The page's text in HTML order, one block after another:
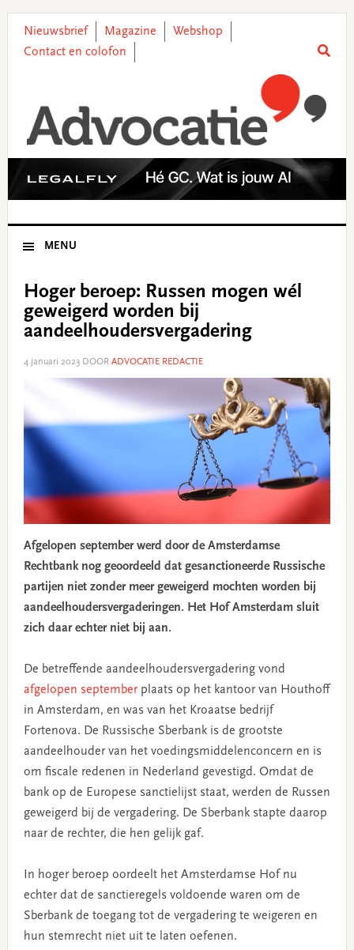
primary
main
primary
footer
Nieuwsbrief Magazine
Webshop
Contact en colofon
MENU
Hoger beroep: Russen mogen wél
geweigerd worden bij
aandeelhoudersvergadering
4 januari 2023DOOR ADVOCATIE REDACTIE
Afgelopen september werd door de Amsterdamse
Rechtbank nog geoordeeld dat gesanctioneerde Russische
partijen niet zonder meer geweigerd mochten worden bij
aandeelhoudersvergaderingen. Het Hof Amsterdam sluit
zich daar echter niet bij aan.
De betreffende aandeelhoudersvergadering vond
afgelopen septemberplaats op het kantoor van Houthoff
in Amsterdam, en was van het Kroaatse bedrijf
Fortenova. De Russische Sberbank is de grootste
aandeelhouder van het voedingsmiddelenconcern en is
om fiscale redenen in Nederland gevestigd. Omdat de
bank op de Europese sanctielijst staat, werden de Russen
geweigerd bij de vergadering. De Sberbank stapte daarop
naar de rechter, die hen gelijk gaf.
In hoger beroep oordeelt het Amsterdamse Hof nu
echter dat de sanctieregels voldoende waren om de
Sberbank de toegang tot de vergadering te weigeren en
hun stemrecht niet uit te laten oefenen.